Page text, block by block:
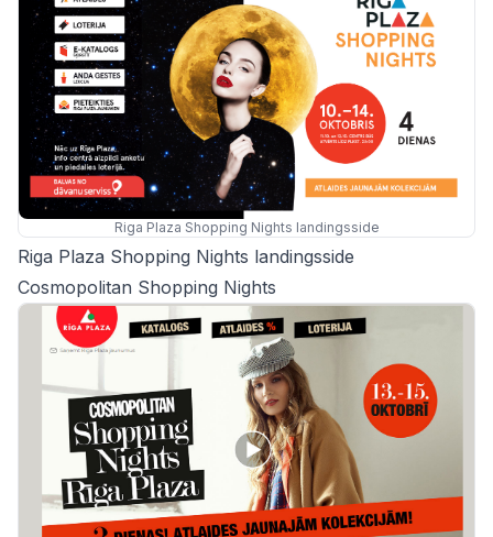
Riga Plaza Shopping Nights landingsside
Riga Plaza Shopping Nights landingsside
Cosmopolitan Shopping Nights